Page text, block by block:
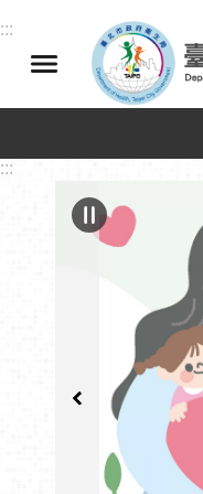
跳到主要內容區塊
:::
:::